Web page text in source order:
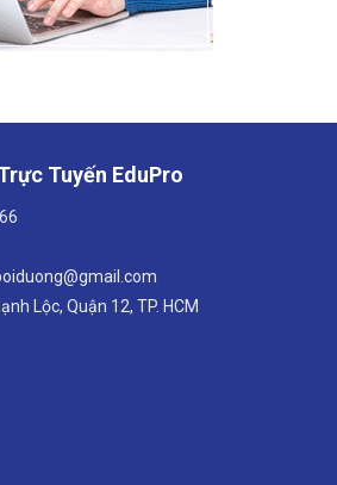
Tuyến EduPro
Lộc, Quận 12, TP. HCM